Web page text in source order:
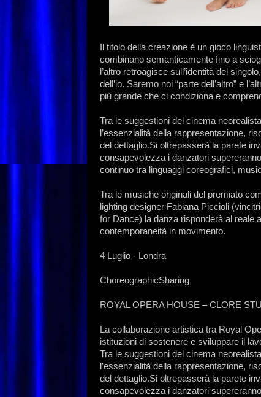
Il titolo della creazione è un gioco
combinano semanticamente fino a
l’altro retroagisce sull’identità del
dell’io. Saremo noi “parte dell’altro” e
più grande che ci condiziona e
Tra le suggestioni del cinema
l’essenzialità della rappresentazione,
del dettaglio.Si oltrepasserà la parete
consapevolezza i danzatori
continuo tra linguaggi coreografici,
Tra le musiche originali del premiato
lighting designer Fabiana Piccioli
for Dance) la danza risponderà al reale
contemporaneità in movimento.
4 Luglio - Londra
ChoreographicSharing
ROYAL OPERA HOUSE – CLORE
La collaborazione artistica tra Royal
istituzioni di sostenere e sviluppare il
Tra le suggestioni del cinema
l’essenzialità della rappresentazione,
del dettaglio.Si oltrepasserà la parete
consapevolezza i danzatori